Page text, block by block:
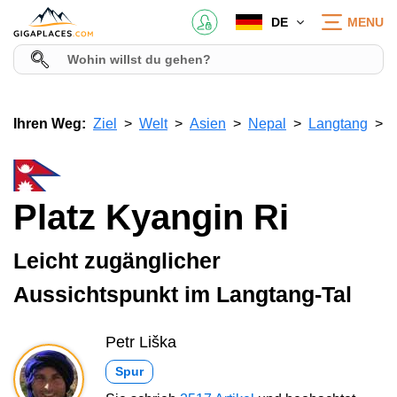
DE MENU
Ihren Weg: Ziel Welt Asien Nepal Langtang
Platz Kyangin Ri
Leicht zugänglicher
Aussichtspunkt im Langtang-Tal
Petr Liška
Spur